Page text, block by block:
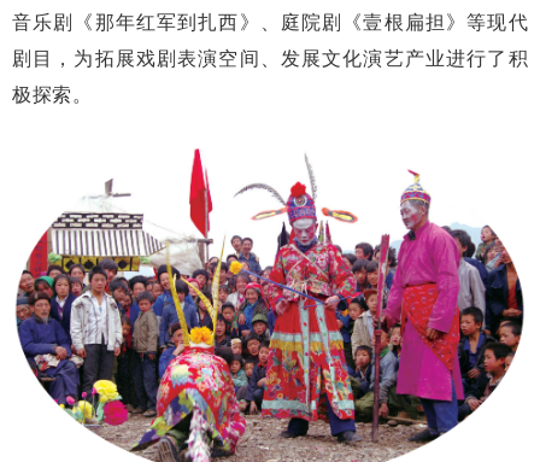
音乐剧《那年红军到扎西》、庭院剧《壹根扁担》等现代
剧目，为拓展戏剧表演空间、发展文化演艺产业进行了积
极探索。